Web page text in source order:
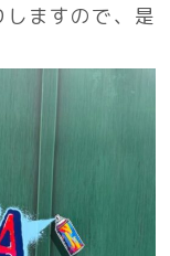
ますので、是